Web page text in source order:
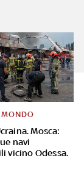
Mosca:
navi
vicino Odessa.
MONDO